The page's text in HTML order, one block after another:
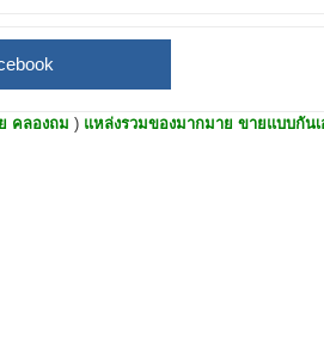
คลองถม ) แหล่งรวมของมากมาย ขายแบบกัน